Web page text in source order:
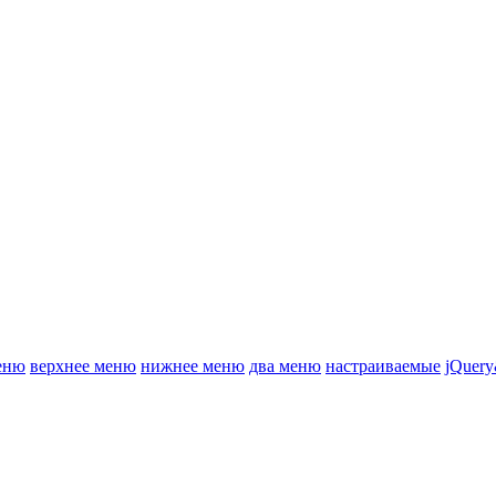
верхнее меню нижнее меню два меню настраиваемые